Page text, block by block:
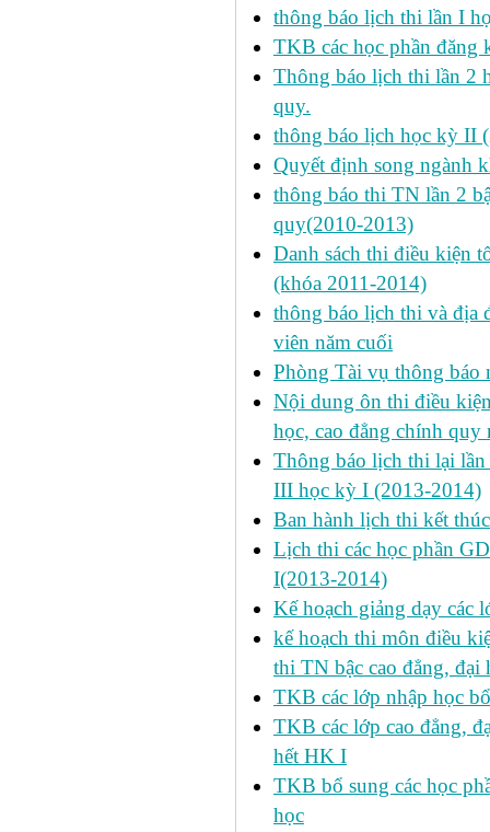
thông báo lịch thi lần I
TKB các học phần
Thông báo lịch thi lần 2
quy.
thông báo lịch học kỳ II
Quyết định song ngành
thông báo thi TN lần 2
quy(2010-2013)
Danh sách thi điều kiện
(khóa 2011-2014)
thông báo lịch thi và địa
viên năm cuối
Phòng Tài vụ thông báo
Nội dung ôn thi điều
học, cao đẳng chính quy
Thông báo lịch thi lại
III học kỳ I (2013-2014)
Ban hành lịch thi kết
Lịch thi các học phần
I(2013-2014)
Kế hoạch giảng dạy các
kế hoạch thi môn điều
thi TN bậc cao đẳng, đại
TKB các lớp nhập học
TKB các lớp cao đẳng,
hết HK I
TKB bổ sung các học
học